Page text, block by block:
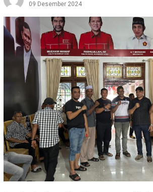
09 Desember 2024